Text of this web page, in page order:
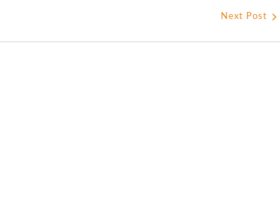
Next Post